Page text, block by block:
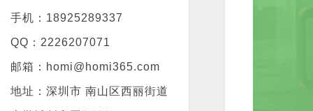
手机：18925289337
QQ：2226207071
邮箱：homi@homi365.com
地址：深圳市 南山区西丽街道